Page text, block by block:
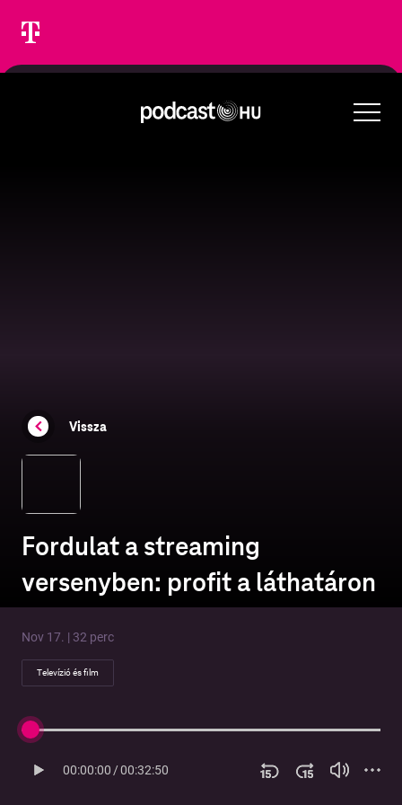
Vissza
Fordulat a streaming
versenyben: profit a láthatáron
Nov 17. | 32 perc
Televízió és film
00:00:00/00:32:50